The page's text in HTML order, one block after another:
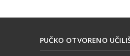
PUČKO OTVORENO